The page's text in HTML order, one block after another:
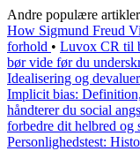
Andre populære
How Sigmund Freud
forhold • Luvox CR til
bør vide før du
Idealisering og
Implicit bias:
håndterer du social
forbedre dit helbred og
Personlighedstest: